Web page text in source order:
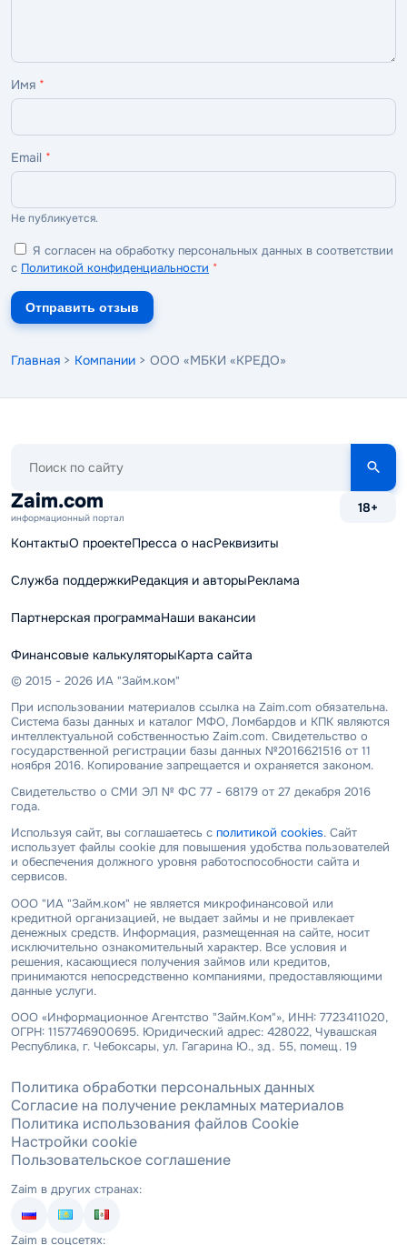
Имя *
Email *
Не публикуется.
Я согласен на обработку персональных данных в соответствии
с Политикой конфиденциальности *
Отправить отзыв
Главная > Компании > ООО «МБКИ «КРЕДО»
сайту
Zaim.com
информационный портал
18+
КонтактыО проектеПресса о насРеквизиты
Служба поддержкиРедакция и авторыРеклама
Партнерская программаНаши вакансии
Финансовые калькуляторыКарта сайта
© 2015 - 2026 ИА "Займ.ком"
При использовании материалов ссылка на Zaim.com обязательна.
Система базы данных и каталог МФО, Ломбардов и КПК являются
интеллектуальной собственностью Zaim.com. Свидетельство о
государственной регистрации базы данных №2016621516 от 11
ноября 2016. Копирование запрещается и охраняется законом.
Свидетельство о СМИ ЭЛ № ФС 77 - 68179 от 27 декабря 2016
года.
Используя сайт, вы соглашаетесь с политикой cookies. Сайт
использует файлы cookie для повышения удобства пользователей
и обеспечения должного уровня работоспособности сайта и
сервисов.
ООО "ИА "Займ.ком" не является микрофинансовой или
кредитной организацией, не выдает займы и не привлекает
денежных средств. Информация, размещенная на сайте, носит
исключительно ознакомительный характер. Все условия и
решения, касающиеся получения займов или кредитов,
принимаются непосредственно компаниями, предоставляющими
данные услуги.
ООО «Информационное Агентство "Займ.Ком"», ИНН: 7723411020,
ОГРН: 1157746900695. Юридический адрес: 428022, Чувашская
Республика, г. Чебоксары, ул. Гагарина Ю., зд. 55, помещ. 19
Политика обработки персональных данных
Согласие на получение рекламных материалов
Политика использования файлов Cookie
Настройки cookie
Пользовательское соглашение
Zaim в других странах:
Zaim в соцсетях: